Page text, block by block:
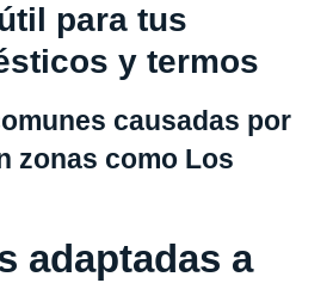
para tus
y termos
causadas por
zonas como Los
adaptadas a